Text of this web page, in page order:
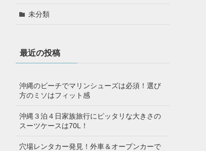
未分類
最近の投稿
沖縄のビーチでマリンシューズは必須！選び
方のミソはフィット感
沖縄３泊４日家族旅行にピッタリな大きさの
スーツケースは70L！
穴場レンタカー発見！外車＆オープンカーで